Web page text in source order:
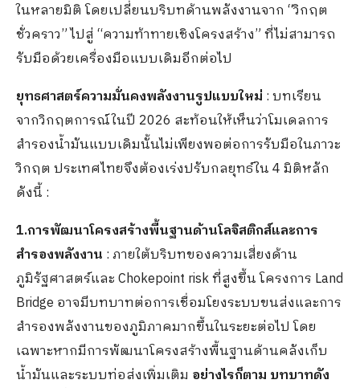
ในหลายมิติ โดยเปลี่ยนบริบทด้านพลังงานจาก “วิกฤต
ชั่วคราว” ไปสู่ “ความท้าทายเชิงโครงสร้าง” ที่ไม่สามารถ
รับมือด้วยเครื่องมือแบบเดิมอีกต่อไป
ยุทธศาสตร์ความมั่นคงพลังงานรูปแบบใหม่ : บทเรียน
จากวิกฤตการณ์ในปี 2026 สะท้อนให้เห็นว่าโมเดลการ
สำรองน้ำมันแบบเดิมนั้นไม่เพียงพอต่อการรับมือในภาวะ
วิกฤต ประเทศไทยจึงต้องเร่งปรับกลยุทธ์ใน 4 มิติหลัก
ดังนี้ :
1.การพัฒนาโครงสร้างพื้นฐานด้านโลจิสติกส์และการ
สำรองพลังงาน : ภายใต้บริบทของความเสี่ยงด้าน
ภูมิรัฐศาสตร์และ Chokepoint risk ที่สูงขึ้น โครงการ Land
Bridge อาจมีบทบาทต่อการเชื่อมโยงระบบขนส่งและการ
สำรองพลังงานของภูมิภาคมากขึ้นในระยะต่อไป โดย
เฉพาะหากมีการพัฒนาโครงสร้างพื้นฐานด้านคลังเก็บ
น้ำมันและระบบท่อส่งเพิ่มเติม อย่างไรก็ตาม บทบาทดัง